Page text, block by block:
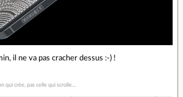
il ne va pas cracher dessus :-) !
qui crée, pas celle qui scrolle…